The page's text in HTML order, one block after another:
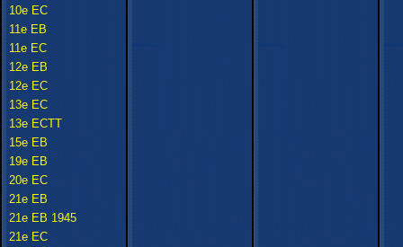
10e EC
11e EB
11e EC
12e EB
12e EC
13e EC
13e ECTT
15e EB
19e EB
20e EC
21e EB
21e EB 1945
21e EC